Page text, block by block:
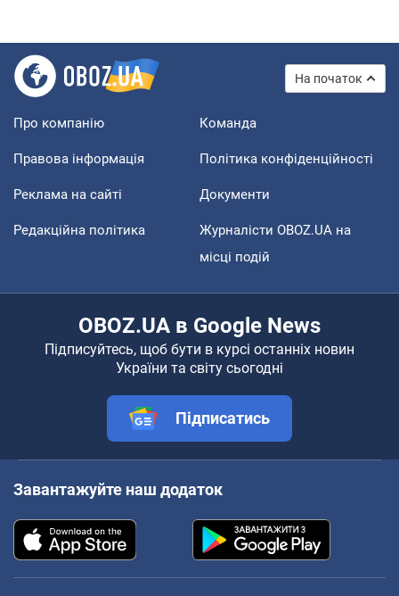
На початок
Про компанію Команда
Правова інформація Політика конфіденційності
Реклама на сайті Документи
Редакційна політика
Журналісти OBOZ.UA на
місці подій
OBOZ.UA в Google News
Підписуйтесь, щоб бути в курсі останніх новин
України та світу сьогодні
Підписатись
Завантажуйте наш додаток